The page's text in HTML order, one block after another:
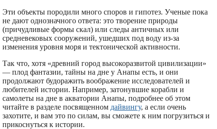
Эти объекты породили много споров и гипотез. Ученые пока
не дают однозначного ответа: это творение природы
(причудливые формы скал) или следы античных или
средневековых сооружений, ушедших под воду из-за
изменения уровня моря и тектонической активности.
Так что, хотя «древний город высокоразвитой цивилизации»
— плод фантазии, тайны на дне у Анапы есть, и они
продолжают будоражить воображение исследователей и
любителей истории. Например, затонувшие корабли и
самолеты на дне в акватории Анапы, подробнее об этом
читайте в разделе посвященном дайвингу, а если очень
захотите, и вам это по силам, вы сможете к ним погрузиться и
прикоснуться к истории.